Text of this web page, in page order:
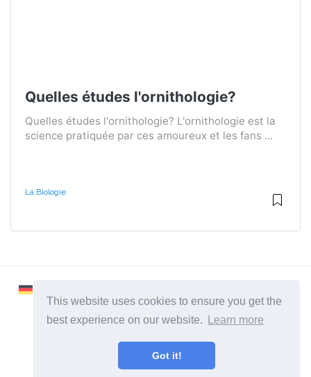
This website uses cookies to ensure you get the
best experience on our website.
Learn more
Got it!
Quelles études l'ornithologie?
Quelles études l'ornithologie? L'ornithologie est la
science pratiquée par ces amoureux et les fans ...
La Biologie
2026 ©Learnaboutworld
Toutes catégories